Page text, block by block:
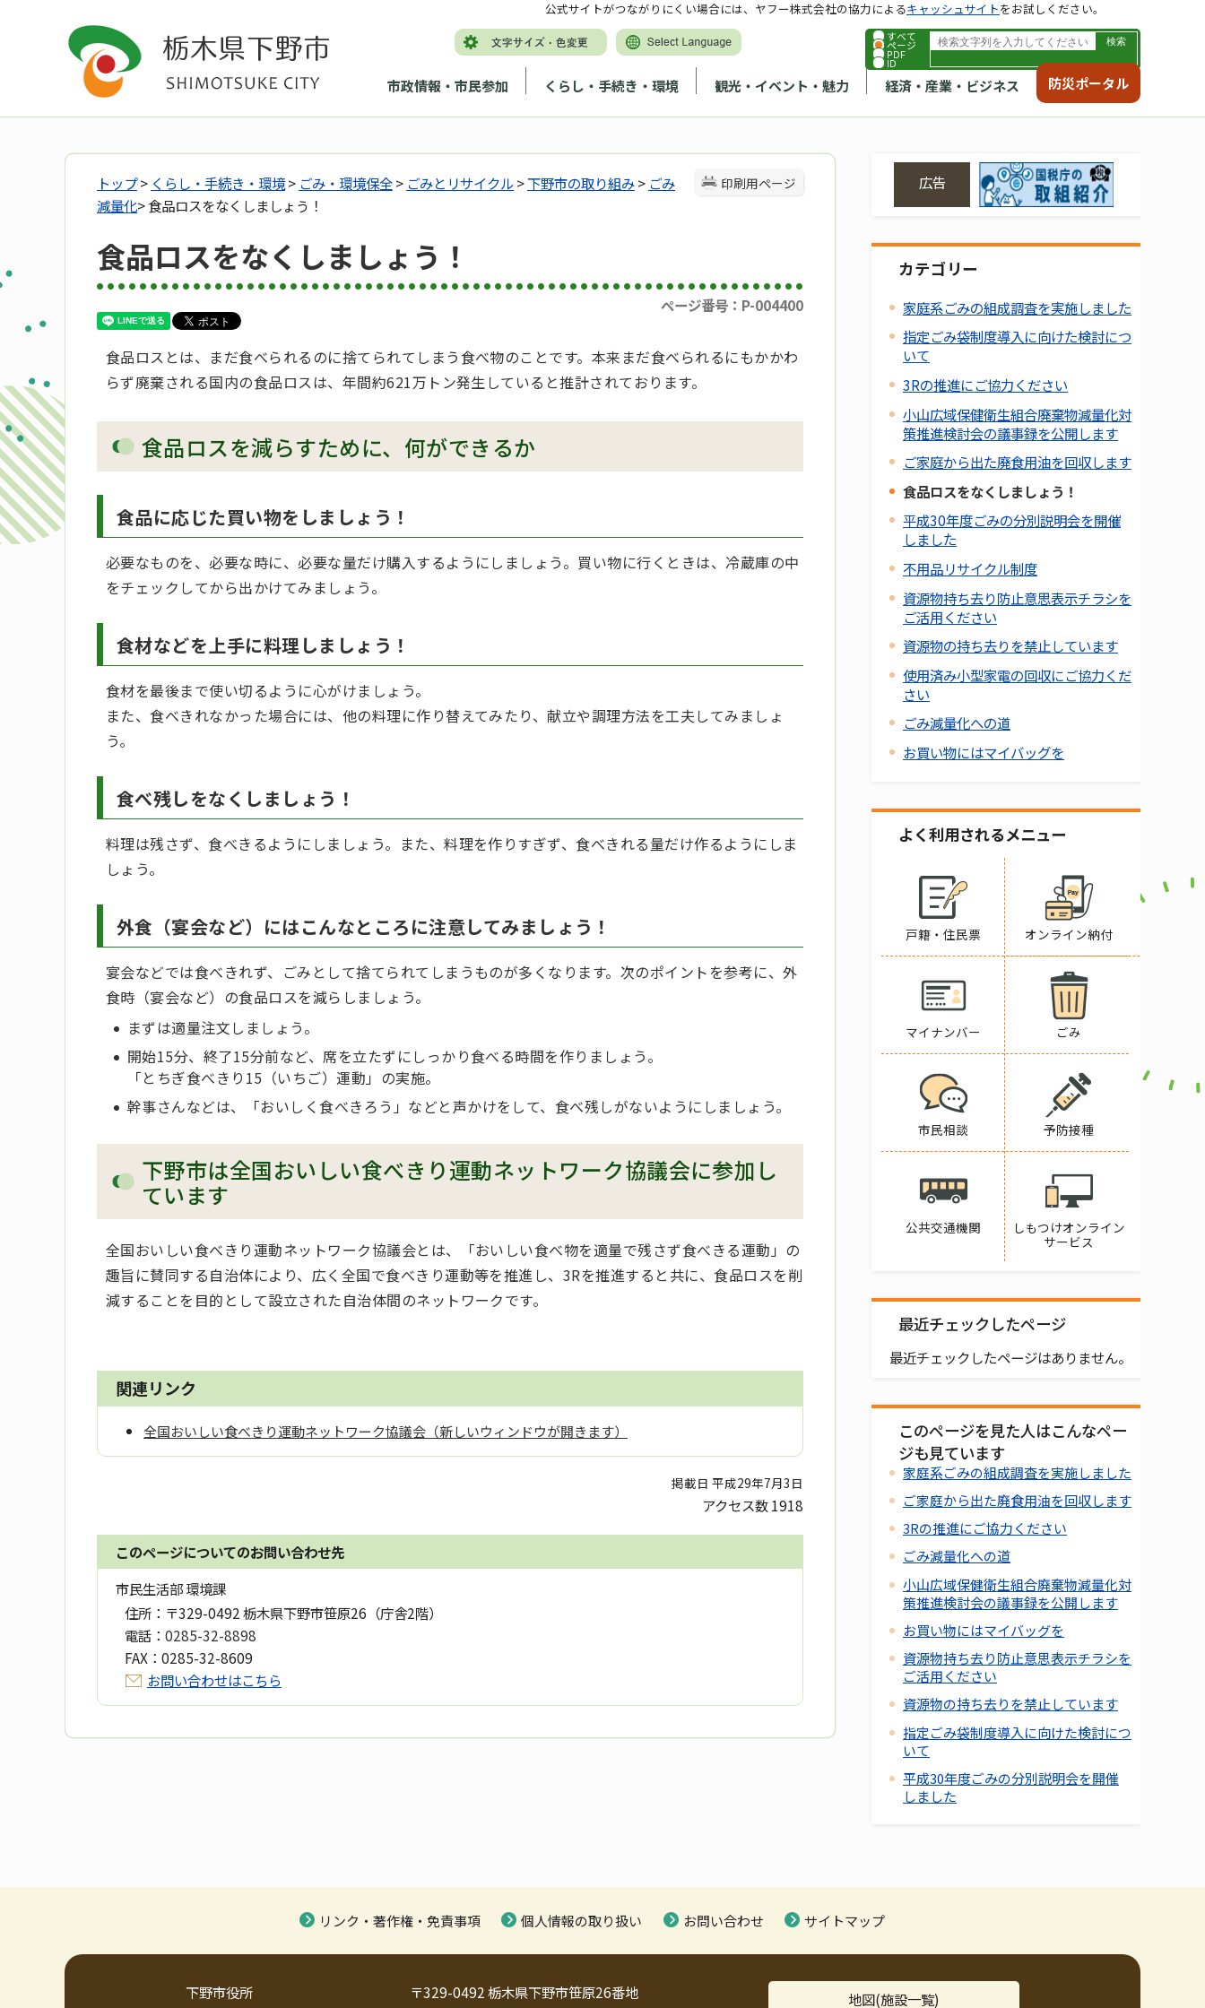
すべて
ページ
PDF
ID
市政情報・市民参加 くらし・手続き・環境 観光・イベント・魅力 経済・産業・ビジネス 防災ポータル
公式サイトがつながりにくい場合には、ヤフー株式会社の協力によるキャッシュサイトをお試しください。
印刷用ページ
トップ> くらし・手続き・環境> ごみ・環境保全> ごみとリサイクル>下野市の取り組み> ごみ
減量化> 食品ロスをなくしましょう！
食品ロスをなくしましょう！
ページ番号：P-004400
食品ロスとは、まだ食べられるのに捨てられてしまう食べ物のことです。本来まだ食べられるにもかかわ
らず廃棄される国内の食品ロスは、年間約621万トン発生していると推計されております。
食品ロスを減らすために、何ができるか
食品に応じた買い物をしましょう！
必要なものを、必要な時に、必要な量だけ購入するようにしましょう。買い物に行くときは、冷蔵庫の中
をチェックしてから出かけてみましょう。
食材などを上手に料理しましょう！
食材を最後まで使い切るように心がけましょう。
また、食べきれなかった場合には、他の料理に作り替えてみたり、献立や調理方法を工夫してみましょ
う。
食べ残しをなくしましょう！
料理は残さず、食べきるようにしましょう。また、料理を作りすぎず、食べきれる量だけ作るようにしま
しょう。
外食（宴会など）にはこんなところに注意してみましょう！
宴会などでは食べきれず、ごみとして捨てられてしまうものが多くなります。次のポイントを参考に、外
食時（宴会など）の食品ロスを減らしましょう。
まずは適量注文しましょう。
開始15分、終了15分前など、席を立たずにしっかり食べる時間を作りましょう。
「とちぎ食べきり15（いちご）運動」の実施。
幹事さんなどは、「おいしく食べきろう」などと声かけをして、食べ残しがないようにしましょう。
下野市は全国おいしい食べきり運動ネットワーク協議会に参加し
ています
全国おいしい食べきり運動ネットワーク協議会とは、「おいしい食べ物を適量で残さず食べきる運動」の
趣旨に賛同する自治体により、広く全国で食べきり運動等を推進し、3Rを推進すると共に、食品ロスを削
減することを目的として設立された自治体間のネットワークです。
関連リンク
全国おいしい食べきり運動ネットワーク協議会（新しいウィンドウが開きます）
掲載日 平成29年7月3日
アクセス数1918
このページについてのお問い合わせ先
市民生活部 環境課
住所： 〒329-0492 栃木県下野市笹原26（庁舎2階）
電話： 0285-32-8898
FAX： 0285-32-8609
お問い合わせはこちら
広告
カテゴリー
家庭系ごみの組成調査を実施しました
指定ごみ袋制度導入に向けた検討につ
いて
3Rの推進にご協力ください
小山広域保健衛生組合廃棄物減量化対
策推進検討会の議事録を公開します
ご家庭から出た廃食用油を回収します
食品ロスをなくしましょう！
平成30年度ごみの分別説明会を開催
しました
不用品リサイクル制度
資源物持ち去り防止意思表示チラシを
ご活用ください
資源物の持ち去りを禁止しています
使用済み小型家電の回収にご協力くだ
さい
ごみ減量化への道
お買い物にはマイバッグを
よく利用されるメニュー
戸籍・住民票 オンライン納付
マイナンバー ごみ
市民相談 予防接種
公共交通機関
しもつけオンライン
サービス
最近チェックしたページ
最近チェックしたページはありません。
このページを見た人はこんなペー
ジも見ています
家庭系ごみの組成調査を実施しました
ご家庭から出た廃食用油を回収します
3Rの推進にご協力ください
ごみ減量化への道
小山広域保健衛生組合廃棄物減量化対
策推進検討会の議事録を公開します
お買い物にはマイバッグを
資源物持ち去り防止意思表示チラシを
ご活用ください
資源物の持ち去りを禁止しています
指定ごみ袋制度導入に向けた検討につ
いて
平成30年度ごみの分別説明会を開催
しました
リンク・著作権・免責事項 個人情報の取り扱い お問い合わせ サイトマップ
下野市役所
〒329-0492 栃木県下野市笹原26番地
地図(施設一覧)